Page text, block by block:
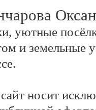
уютные
и земельные
носит